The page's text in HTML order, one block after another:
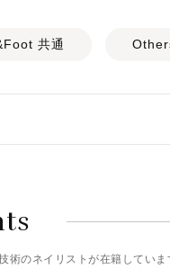
共通
術のネイリストが在籍していま